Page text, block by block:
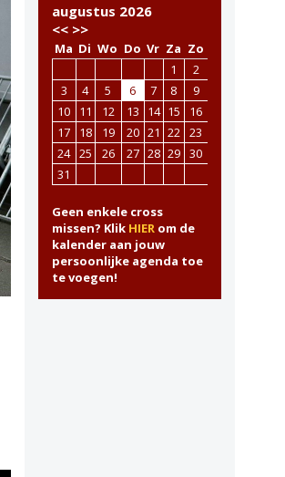
augustus 2026
<< >>
Ma Di Wo Do Vr Za Zo
1
2
3
4 5 6 7 8
9
10
11 12 13 14 15
16
17
18 19 20 21 22 23
24 25 26 27 28 29 30
31
Geen enkele cross
missen? Klik HIERom de
kalender aan jouw
persoonlijke agenda toe
te voegen!